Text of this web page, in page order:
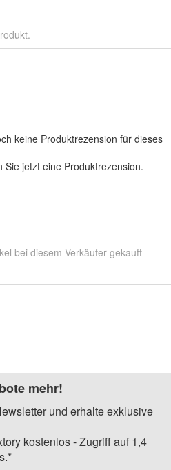
keine Produktrezension für dieses
Sie jetzt eine Produktrezension.
bei diesem Verkäufer gekauft
mehr!
und erhalte exklusive
kostenlos - Zugriff auf 1,4